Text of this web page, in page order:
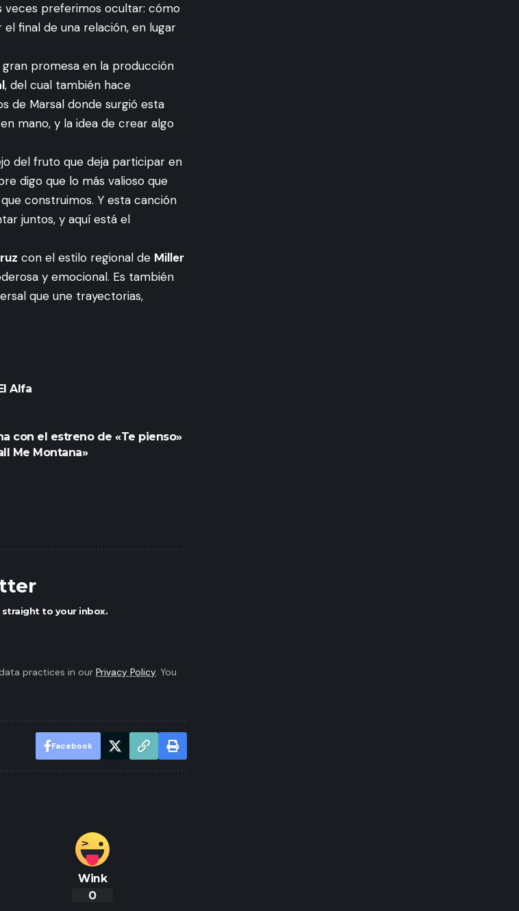
veces preferimos ocultar: cómo
final de una relación, en lugar
gran promesa en la producción
, del cual también hace
de Marsal donde surgió esta
mano, y la idea de crear algo
del fruto que deja participar en
digo que lo más valioso que
construimos. Y esta canción
juntos, y aquí está el
con el estilo regional de Miller
y emocional. Es también
que une trayectorias,
Alfa
con el estreno de «Te pienso»
Me Montana»
straight to your inbox.
practices in our Privacy Policy. You
Facebook
Wink
0